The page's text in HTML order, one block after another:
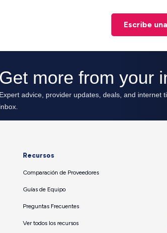
Escribe
Recursos
Comparación de Proveedores
Guías de Equipo
Preguntas Frecuentes
Ver todos los recursos